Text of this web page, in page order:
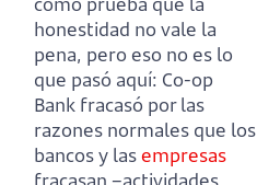
honestidad no vale la
pena, pero eso no es lo
que pasó aquí: Co-op
Bank fracasó por las
razones normales que los
bancos y lasempresas